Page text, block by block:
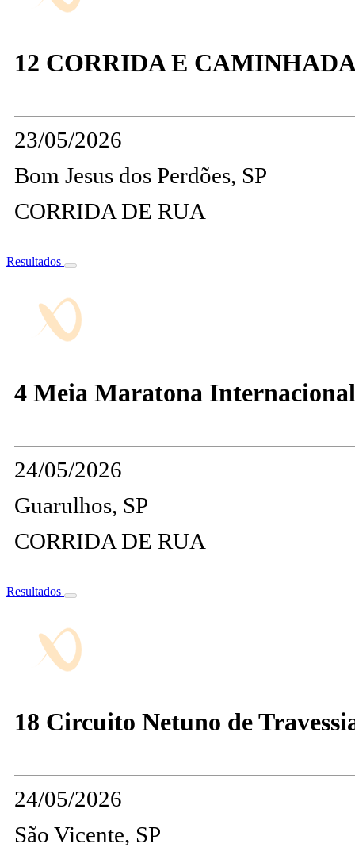
12 CORRIDA E
23/05/2026
Bom Jesus dos Perdões, SP
CORRIDA DE RUA
Resultados
4 Meia Maratona
24/05/2026
Guarulhos, SP
CORRIDA DE RUA
Resultados
18 Circuito Netuno de
24/05/2026
São Vicente, SP